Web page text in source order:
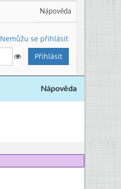
Nápověda
Nemůžu se přihlásit
Nápověda